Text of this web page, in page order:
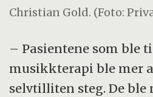
Christian Gold. (Foto:
– Pasientene som ble
musikkterapi ble mer
selvtilliten steg. De ble